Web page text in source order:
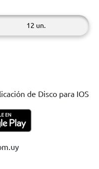
12 un.
de Disco para IOS